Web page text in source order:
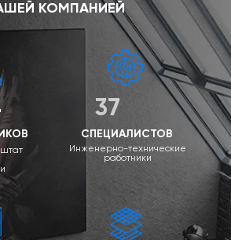
КОМПАНИЕЙ
37
СПЕЦИАЛИСТОВ
Инженерно-технические
работники